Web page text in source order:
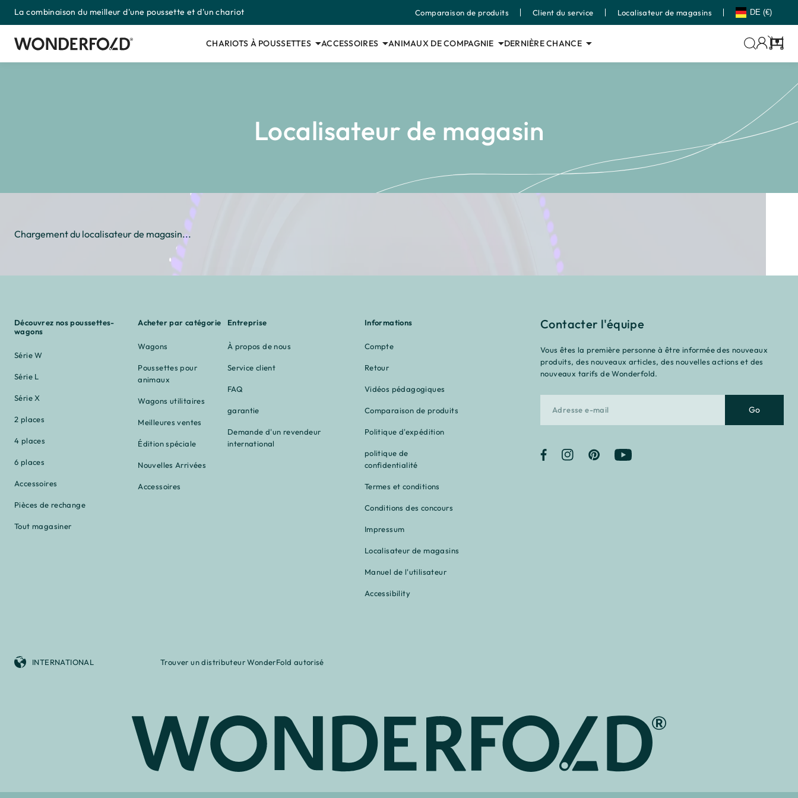
â
Passer
au
contenu
La combinaison du meilleur d'une poussette et d'un chariot Comparaison de produits Client du service Localisateur de magasins DE (€)
CHARIOTS À POUSSETTES ACCESSOIRES ANIMAUX DE COMPAGNIE DERNIÈRE CHANCE
Localisateur de magasin
Chargement du localisateur de magasin...
Découvrez nos poussettes-
wagons
Série W
Série L
Série X
2 places
4 places
6 places
Accessoires
Pièces de rechange
Tout magasiner
Acheter par catégorie
Wagons
Poussettes pour
animaux
Wagons utilitaires
Meilleures ventes
Édition spéciale
Nouvelles Arrivées
Accessoires
Entreprise
À propos de nous
Service client
FAQ
garantie
Demande d'un revendeur
international
Informations
Compte
Retour
Vidéos pédagogiques
Comparaison de produits
Politique d'expédition
politique de
confidentialité
Termes et conditions
Conditions des concours
Impressum
Localisateur de magasins
Manuel de l'utilisateur
Accessibility
Contacter l'équipe
Vous êtes la première personne à être informée des nouveaux
produits, des nouveaux articles, des nouvelles actions et des
nouveaux tarifs de Wonderfold.
Go
FacebookInstagramPinterest YouTube
INTERNATIONAL Trouver un distributeur WonderFold autorisé